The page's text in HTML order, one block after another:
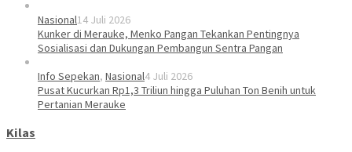
Nasional14 Juli 2026
Kunker di Merauke, Menko Pangan Tekankan Pentingnya
Sosialisasi dan Dukungan Pembangun Sentra Pangan
Info Sepekan, Nasional4 Juli 2026
Pusat Kucurkan Rp1,3 Triliun hingga Puluhan Ton Benih untuk
Pertanian Merauke
Kilas